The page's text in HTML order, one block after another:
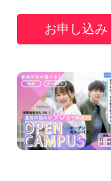
お申し込み